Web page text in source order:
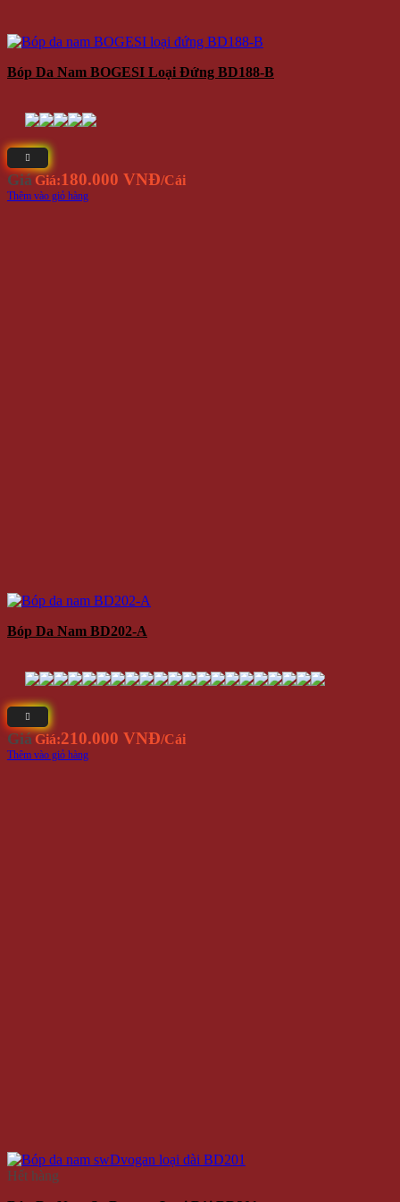
Bóp Da Nam BOGESI Loại Đứng BD188-B
Giá Giá:180.000 VNĐ/Cái
Thêm vào giỏ hàng
Bóp Da Nam BD202-A
Giá Giá:210.000 VNĐ/Cái
Thêm vào giỏ hàng
Hết hàng